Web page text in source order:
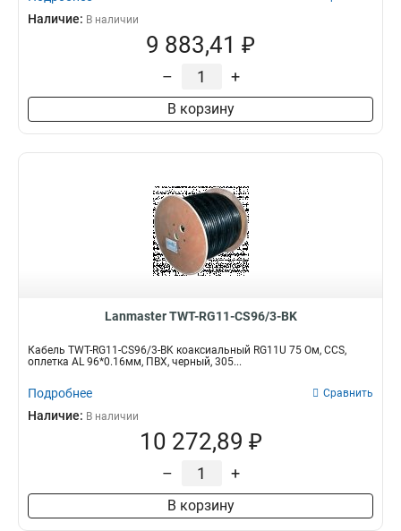
Наличие: В наличии
9 883,41 ₽
– +
В корзину
Lanmaster TWT-RG11-CS96/3-BK
Кабель TWT-RG11-CS96/3-BK коаксиальный RG11U 75 Ом, CCS,
оплетка AL 96*0.16мм, ПВХ, черный, 305...
Подробнее Сравнить
Наличие: В наличии
10 272,89 ₽
– +
В корзину